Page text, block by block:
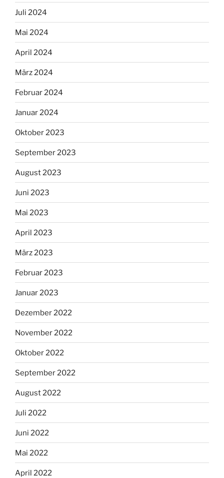
Juli 2024
Mai 2024
April 2024
März 2024
Februar 2024
Januar 2024
Oktober 2023
September 2023
August 2023
Juni 2023
Mai 2023
April 2023
März 2023
Februar 2023
Januar 2023
Dezember 2022
November 2022
Oktober 2022
September 2022
August 2022
Juli 2022
Juni 2022
Mai 2022
April 2022